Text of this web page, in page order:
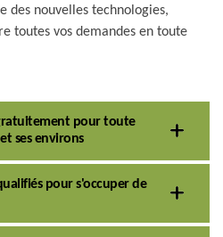
des nouvelles technologies,
toutes vos demandes en toute
pour toute
ses environs
pour s'occuper de